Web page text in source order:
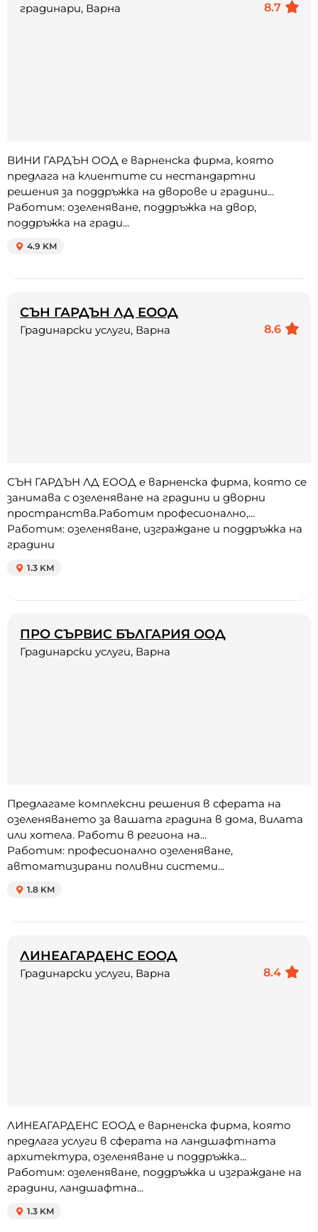
8.7
градинари, Варна
ВИНИ ГАРДЪН ООД е варненска фирма, която
предлага на клиентите си нестандартни
решения за поддръжка на дворове и градини...
Работим: озеленяване, поддръжка на двор,
поддръжка на гради...
4.9 KM
СЪН ГАРДЪН ЛД ЕООД
8.6
Градинарски услуги, Варна
СЪН ГАРДЪН ЛД ЕООД e варненска фирма, която се
занимава с озеленяване на градини и дворни
пространства.Работим професионално,...
Работим: озеленяване, изграждане и поддръжка на
градини
1.3 KM
ПРО СЪРВИС БЪЛГАРИЯ ООД
Градинарски услуги, Варна
Предлагаме комплексни решения в сферата на
озеленяването за вашата градина в дома, вилата
или хотела. Работи в региона на...
Работим: професионално озеленяване,
автоматизирани поливни системи...
1.8 KM
ЛИНЕАГАРДЕНС ЕООД
8.4
Градинарски услуги, Варна
ЛИНЕАГАРДЕНС ЕООД е варненска фирма, която
предлага услуги в сферата на ландшафтната
архитектура, озеленяване и поддръжка...
Работим: oзеленяване, поддръжка и изграждане на
градини, ландшафтна...
1.3 KM